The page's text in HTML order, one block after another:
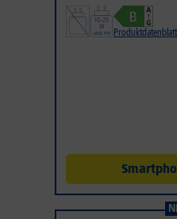
Produktdatenblatt